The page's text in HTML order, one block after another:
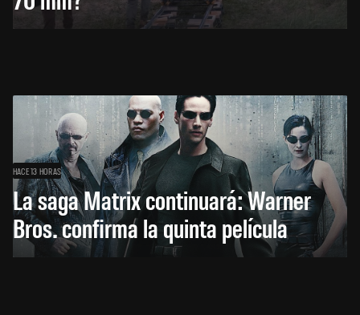
HACE 13 HORAS
La saga Matrix continuará: Warner
Bros. confirma la quinta película